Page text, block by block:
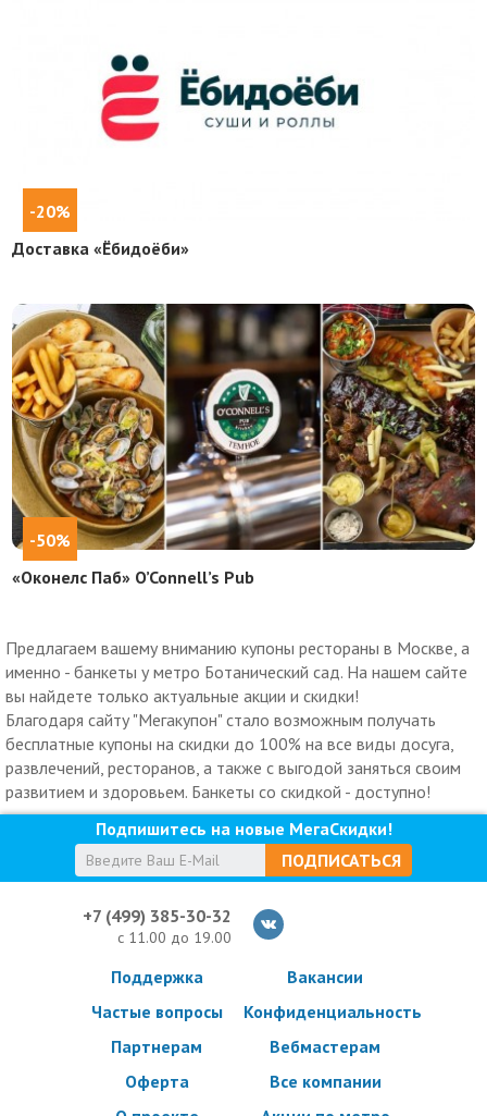
-20%
Доставка «Ёбидоёби»
-50%
«Оконелс Паб» O’Connell’s Pub
Предлагаем вашему вниманию купоны рестораны в Москве, а
именно - банкеты у метро Ботанический сад. На нашем сайте
вы найдете только актуальные акции и скидки!
Благодаря сайту "Мегакупон" стало возможным получать
бесплатные купоны на скидки до 100% на все виды досуга,
развлечений, ресторанов, а также с выгодой заняться своим
развитием и здоровьем. Банкеты со скидкой - доступно!
Подпишитесь на новые МегаСкидки!
ПОДПИСАТЬСЯ
+7 (499) 385-30-32
с 11.00 до 19.00
Поддержка
Частые вопросы
Партнерам
Оферта
Вакансии
Конфиденциальность
Вебмастерам
Все компании